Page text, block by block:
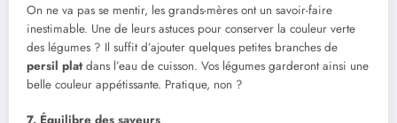
On ne va pas se mentir, les grands-mères ont un savoir-faire
inestimable. Une de leurs astuces pour conserver la couleur verte
des légumes ? Il suffit d’ajouter quelques petites branches de
persil platdans l’eau de cuisson. Vos légumes garderont ainsi une
belle couleur appétissante. Pratique, non ?